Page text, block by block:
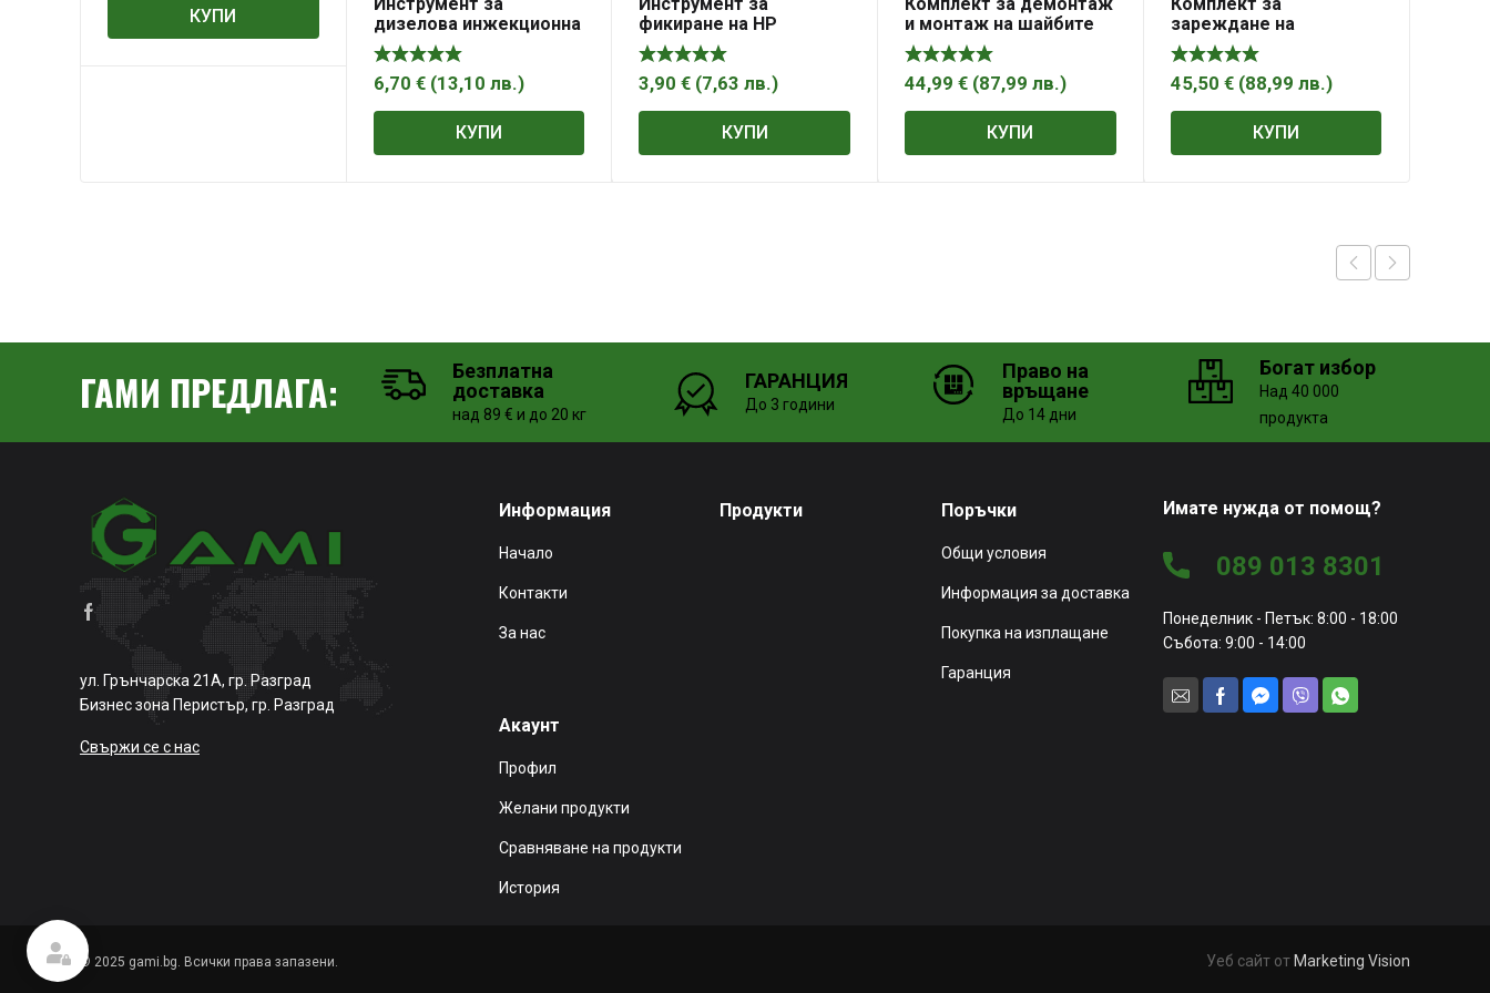
КУПИ
дизелова инжекционна
помпа на BMW, MG50698
6,70 € (13,10 лв.)
КУПИ
фикиране на НР
помпата на BMW
N47/N47S и N57,
MG50880
3,90€ (7,63лв.)
КУПИ
и монтаж на шайбите
на климатиците
44,99€ (87,99лв.)
КУПИ
зареждане на
климатици R12, R22,
R134A, R410A, R404A
45,50 € (88,99 лв.)
КУПИ
ГАМИ ПРЕДЛАГА:
Безплатна
доставка
над 89 € и до 20 кг
ГАРАНЦИЯ
До 3 години
Право на
връщане
До 14 дни
Богат избор
Над 40 000
продукта
ул. Грънчарска 21А, гр. Разград
Бизнес зона Перистър, гр. Разград
Свържи се с нас
Информация
Начало
Контакти
За нас
Продукти Поръчки
Общи условия
Информация за доставка
Покупка на изплащане
Гаранция
Акаунт
Профил
Желани продукти
Сравняване на продукти
История
Имате нужда от помощ?
089 013 8301
Понеделник - Петък: 8:00 - 18:00
Събота: 9:00 - 14:00
© 2025 gami.bg. Всички права запазени. Уеб сайт от Marketing Vision